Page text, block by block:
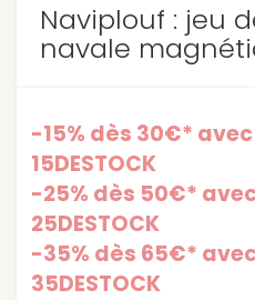
Naviplouf : jeu
navale
-15% dès 30€*
15DESTOCK
-25% dès 50€*
25DESTOCK
-35% dès 65€*
35DESTOCK